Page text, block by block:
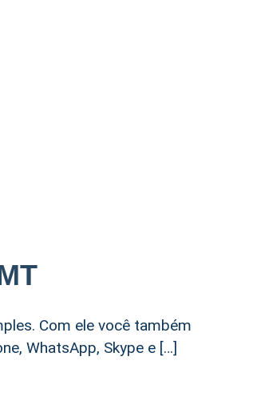
Com ele você também
WhatsApp, Skype e […]